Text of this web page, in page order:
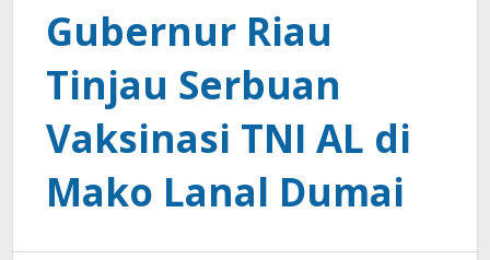
Gubernur Riau
Tinjau Serbuan
Vaksinasi TNI AL di
Mako Lanal Dumai